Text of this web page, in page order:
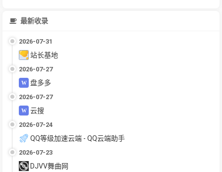
最新收录
2026-07-31
站长基地
2026-07-27
盘多多
2026-07-27
云搜
2026-07-24
QQ等级加速云端 - QQ云端助手
2026-07-23
DJVV舞曲网